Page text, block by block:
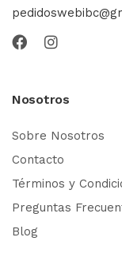
Nosotros
Sobre Nosotros
Contacto
Términos y
Preguntas
Blog